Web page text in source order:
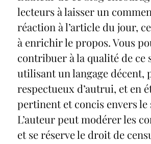
lecteurs à laisser un
réaction à l’article du jour,
à enrichir le propos. Vous
contribuer à la qualité de ce
utilisant un langage décent,
respectueux d’autrui, et en
pertinent et concis envers
L’auteur peut modérer les
et se réserve le droit de